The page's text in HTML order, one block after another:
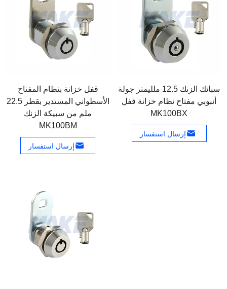
قفل خزانة بنظام المفتاح
الأسطواني المستدير بقطر 22.5
ملم من سبيكة الزنك
MK100BM
إرسال استفسار
سبائك الزنك 12.5 ملليمتر جولة
أنبوبي مفتاح نظام خزانة قفل
MK100BX
إرسال استفسار